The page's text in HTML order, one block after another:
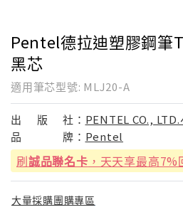
Pentel德拉迪塑膠鋼筆
黑芯
適用筆芯型號: MLJ20-A
出 版 社： PENTEL CO.,
品
牌： Pentel
刷誠品聯名卡 ，天天享最高7%
大量採購團購專區